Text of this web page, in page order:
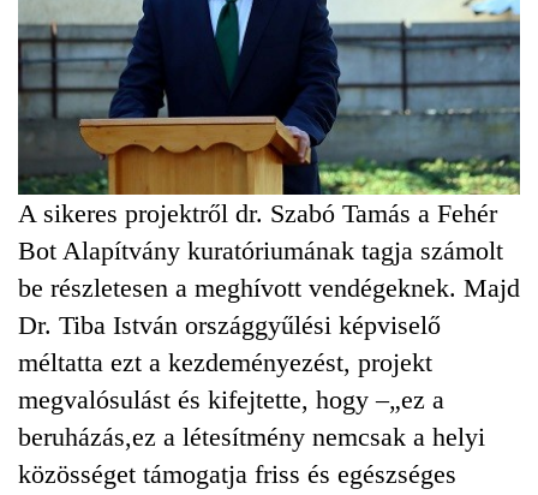
A sikeres projektről dr. Szabó Tamás a Fehér
Bot Alapítvány kuratóriumának tagja számolt
be részletesen a meghívott vendégeknek. Majd
Dr. Tiba István országgyűlési képviselő
méltatta ezt a kezdeményezést, projekt
megvalósulást és kifejtette, hogy –„ez a
beruházás,ez a létesítmény nemcsak a helyi
közösséget támogatja friss és egészséges